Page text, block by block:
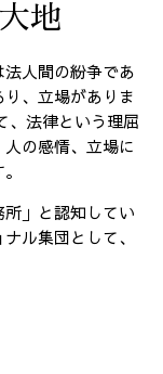
地
人間の紛争であ
、立場がありま
、法律という理屈
の感情、立場に
」と認知してい
ル集団として、